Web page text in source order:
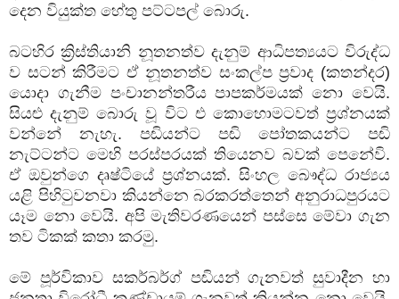
දෙන වියුක්ත හේතු පට්ටපල් බොරු.
බටහිර ක්‍රිස්තියානි නූතනත්ව දැනුම් ආධිපත්‍යයට විරුද්ධ
ව සටන් කිරීමට ඒ නූතනත්ව සංකල්ප ප්‍රවාද (කතන්දර)
යොදා ගැනීම පංචානන්තරීය පාපකර්මයක් නො වෙයි.
සියළු දැනුම් බොරු වූ විට එ කොහොමටවත් ප්‍රශ්නයක්
වන්නේ නැහැ. පඬියන්ට පඬි පෝතකයන්ට පඬි
නැට්ටන්ට මෙහි පරස්පරයක් තියෙනව බවක් පෙනේවි.
ඒ ඔවුන්ගෙ දෘෂ්ටියේ ප්‍රශ්නයක්. සිංහල බෞද්ධ රාජ්‍යය
යළි පිහිටුවනවා කියන්නෙ බරකරත්තෙන් අනුරාධපුරයට
යෑම නො වෙයි. අපි මැතිවරණයෙන් පස්සෙ මේවා ගැන
තව ටිකක් කතා කරමු.
මේ පූර්විකාව සකර්බර්ග් පඬියන් ගැනවත් සුවාදීන හා